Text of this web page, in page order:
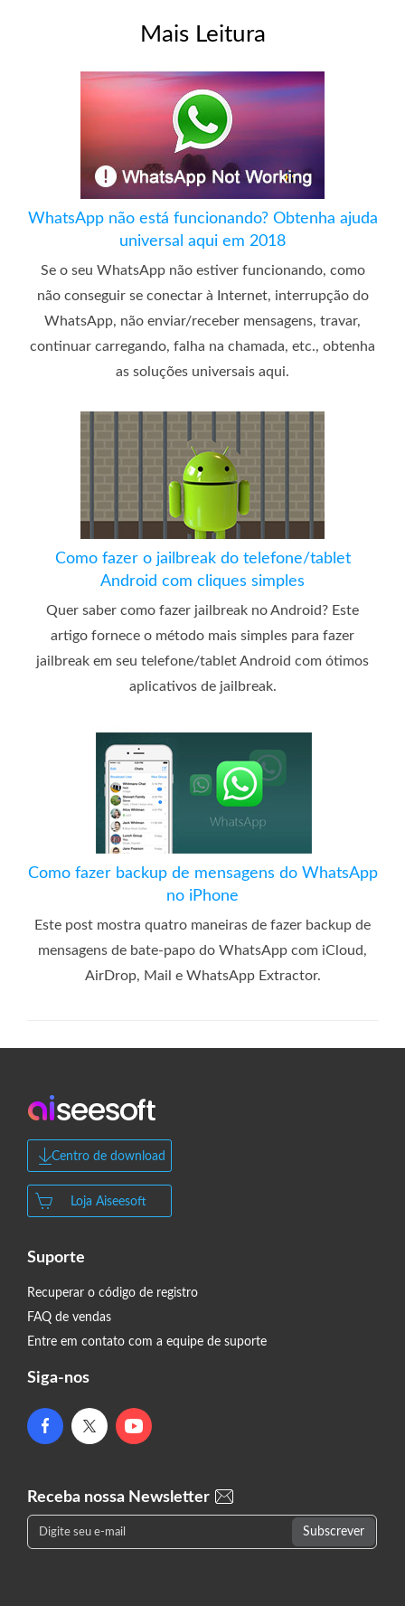
Mais Leitura
WhatsApp não está funcionando? Obtenha ajuda
universal aqui em 2018
Se o seu WhatsApp não estiver funcionando, como
não conseguir se conectar à Internet, interrupção do
WhatsApp, não enviar/receber mensagens, travar,
continuar carregando, falha na chamada, etc., obtenha
as soluções universais aqui.
Como fazer o jailbreak do telefone/tablet
Android com cliques simples
Quer saber como fazer jailbreak no Android? Este
artigo fornece o método mais simples para fazer
jailbreak em seu telefone/tablet Android com ótimos
aplicativos de jailbreak.
Como fazer backup de mensagens do WhatsApp
no ​​iPhone
Este post mostra quatro maneiras de fazer backup de
mensagens de bate-papo do WhatsApp com iCloud,
AirDrop, Mail e WhatsApp Extractor.
Centro de download
Loja Aiseesoft
Suporte
Recuperar o código de registro
FAQ de vendas
Entre em contato com a equipe de suporte
Siga-nos
Receba nossa Newsletter